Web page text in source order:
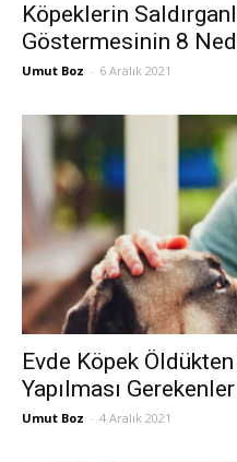
Köpeklerin
Göstermesinin 8
Umut Boz - 6 Aralık 2021
Evde Köpek
Yapılması Gerekenler
Umut Boz - 4 Aralık 2021